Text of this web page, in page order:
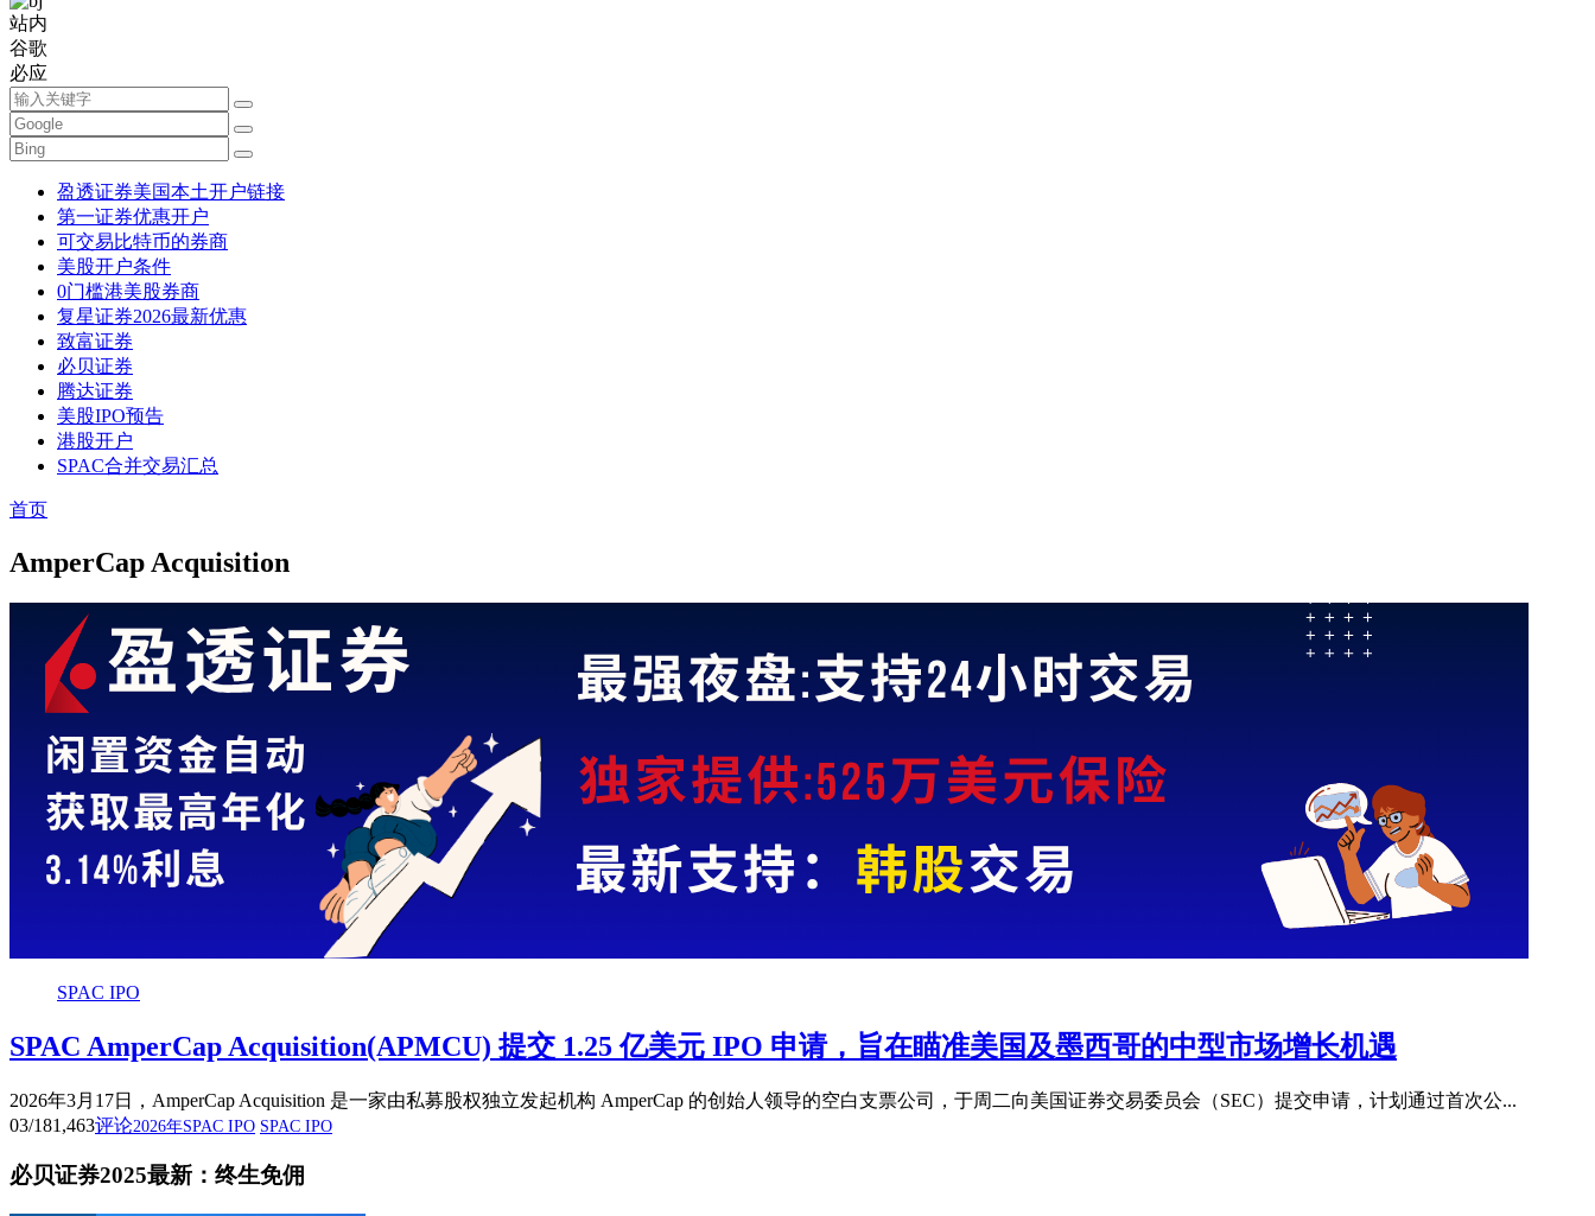
站内
谷歌
必应
盈透证券美国本土开户链接
第一证券优惠开户
可交易比特币的券商
美股开户条件
0门槛港美股券商
复星证券2026最新优惠
致富证券
必贝证券
腾达证券
美股IPO预告
港股开户
SPAC合并交易汇总
首页
AmperCap Acquisition
SPAC IPO
SPAC AmperCap Acquisition(APMCU) 提交 1.25 亿美元 IPO 申请，旨在瞄准美国及墨西哥的中型市场增长机遇
2026年3月17日，AmperCap Acquisition 是一家由私募股权独立发起机构 AmperCap 的创始人领导的空白支票公司，于周二向美国证券交易委员会（SEC）提交申请，计划通过首次公...
03/181,463评论2026年SPAC IPO SPAC IPO
必贝证券2025最新：终生免佣